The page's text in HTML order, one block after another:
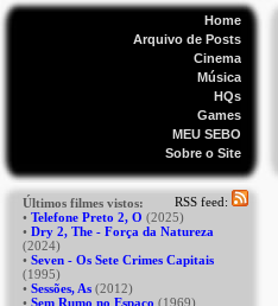
Home
Arquivo de Posts
Cinema
Música
HQs
Games
MEU SEBO
Sobre o Site